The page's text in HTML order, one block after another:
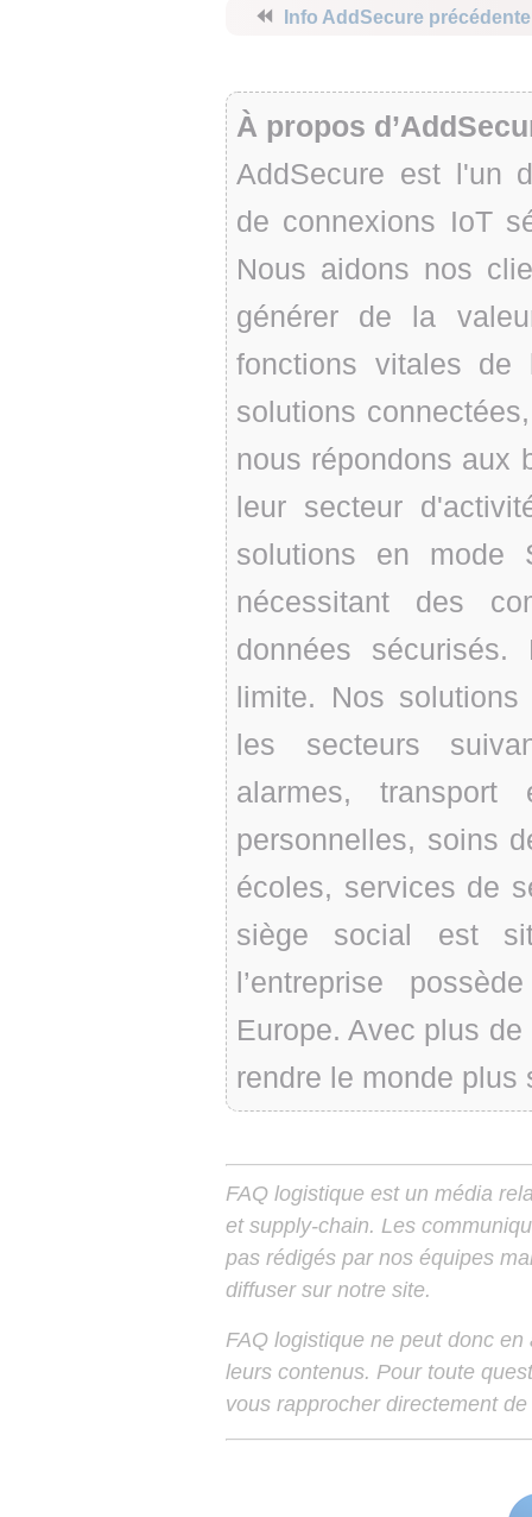
⏪ Info AddSecure précédente
À propos
AddSecure est l'un
de connexions IoT
Nous aidons nos
générer de la
fonctions vitales de
solutions
nous répondons aux
leur secteur
solutions en mode
nécessitant des
données
limite. Nos
les secteurs
alarmes,
personnelles, soins
écoles, services de
siège social est
l’entreprise
Europe. Avec plus
rendre le monde plus
FAQ logistique est un média
et supply-chain. Les
pas rédigés par nos équipes
diffuser sur notre site.
FAQ logistique ne peut donc
leurs contenus. Pour toute
vous rapprocher directement